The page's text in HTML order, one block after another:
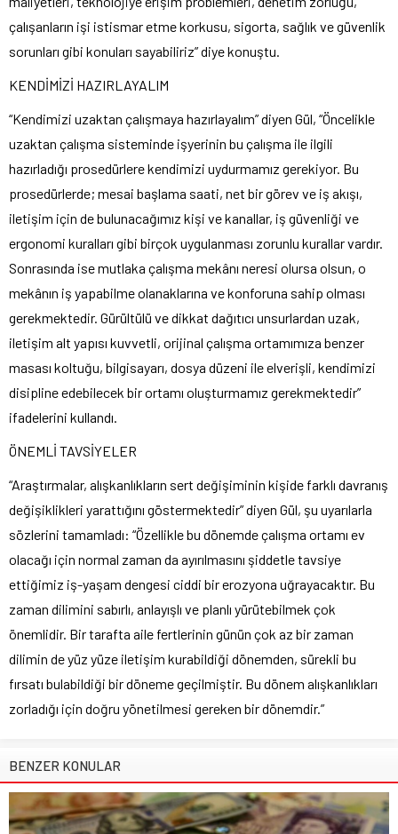
çalışanların işi istismar etme korkusu, sigorta, sağlık ve güvenlik
sorunları gibi konuları sayabiliriz” diye konuştu.
KENDİMİZİ HAZIRLAYALIM
“Kendimizi uzaktan çalışmaya hazırlayalım” diyen Gül, “Öncelikle
uzaktan çalışma sisteminde işyerinin bu çalışma ile ilgili
hazırladığı prosedürlere kendimizi uydurmamız gerekiyor. Bu
prosedürlerde; mesai başlama saati, net bir görev ve iş akışı,
iletişim için de bulunacağımız kişi ve kanallar, iş güvenliği ve
ergonomi kuralları gibi birçok uygulanması zorunlu kurallar vardır.
Sonrasında ise mutlaka çalışma mekânı neresi olursa olsun, o
mekânın iş yapabilme olanaklarına ve konforuna sahip olması
gerekmektedir. Gürültülü ve dikkat dağıtıcı unsurlardan uzak,
iletişim alt yapısı kuvvetli, orijinal çalışma ortamımıza benzer
masası koltuğu, bilgisayarı, dosya düzeni ile elverişli, kendimizi
disipline edebilecek bir ortamı oluşturmamız gerekmektedir”
ifadelerini kullandı.
ÖNEMLİ TAVSİYELER
“Araştırmalar, alışkanlıkların sert değişiminin kişide farklı davranış
değişiklikleri yarattığını göstermektedir” diyen Gül, şu uyarılarla
sözlerini tamamladı: “Özellikle bu dönemde çalışma ortamı ev
olacağı için normal zaman da ayırılmasını şiddetle tavsiye
ettiğimiz iş-yaşam dengesi ciddi bir erozyona uğrayacaktır. Bu
zaman dilimini sabırlı, anlayışlı ve planlı yürütebilmek çok
önemlidir. Bir tarafta aile fertlerinin günün çok az bir zaman
dilimin de yüz yüze iletişim kurabildiği dönemden, sürekli bu
fırsatı bulabildiği bir döneme geçilmiştir. Bu dönem alışkanlıkları
zorladığı için doğru yönetilmesi gereken bir dönemdir.”
BENZER KONULAR